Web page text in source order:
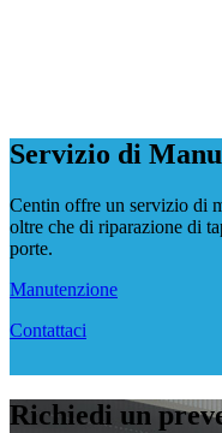
Servizio di
Centin offre un servizio di
oltre che di riparazione di
porte.
Manutenzione
Contattaci
Richiedi un